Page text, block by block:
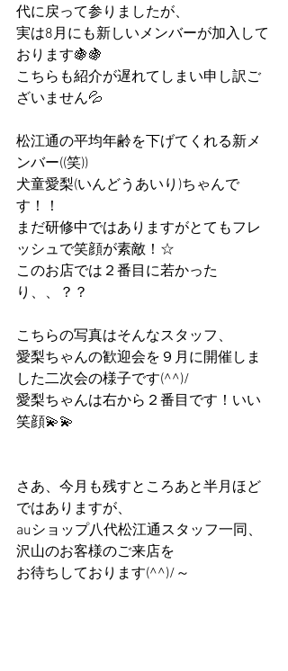
代に戻って参りましたが、
実は8月にも新しいメンバーが加入して
おります🍇🍇
こちらも紹介が遅れてしまい申し訳ご
ざいません💦
松江通の平均年齢を下げてくれる新メ
ンバー((笑))
犬童愛梨(いんどうあいり)ちゃんで
す！！
まだ研修中ではありますがとてもフレ
ッシュで笑顔が素敵！☆
このお店では２番目に若かった
り、、？？
こちらの写真はそんなスタッフ、
愛梨ちゃんの歓迎会を９月に開催しま
した二次会の様子です(^^)/
愛梨ちゃんは右から２番目です！いい
笑顔💫💫
さあ、今月も残すところあと半月ほど
ではありますが、
auショップ八代松江通スタッフ一同、
沢山のお客様のご来店を
お待ちしております(^^)/～